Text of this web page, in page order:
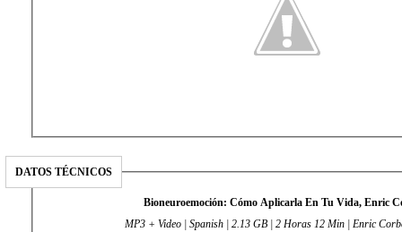
DATOS TÉCNICOS
Bioneuroemoción: Cómo Aplicarla En Tu Vida, Enric
MP3 + Video | Spanish | 2.13 GB | 2 Horas 12 Min | Enric